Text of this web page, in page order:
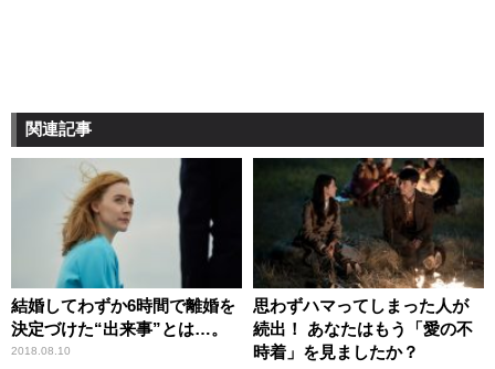
関連記事
結婚してわずか6時間で離婚を
決定づけた“出来事”とは…。
2018.08.10
思わずハマってしまった人が
続出！ あなたはもう「愛の不
時着」を見ましたか？